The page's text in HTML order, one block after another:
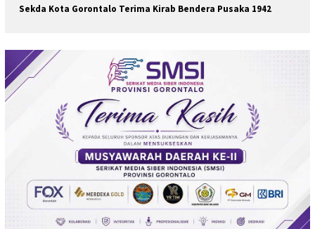
Sekda Kota Gorontalo Terima Kirab Bendera Pusaka 1942